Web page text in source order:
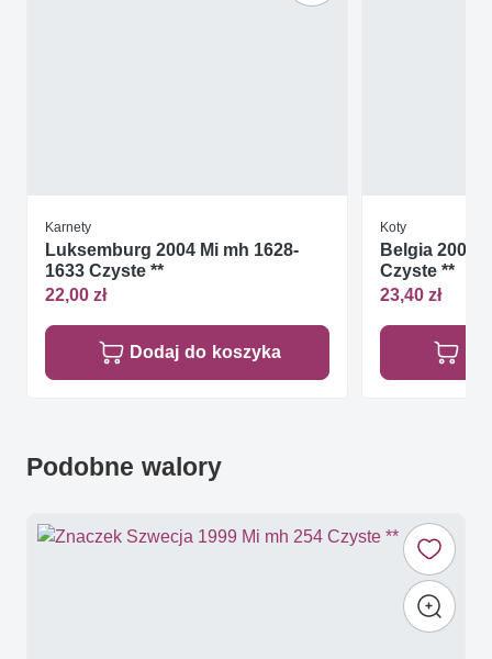
Karnety
Luksemburg 2004 Mi mh 1628-
1633 Czyste **
22,00 zł
Dodaj do koszyka
Koty
Belgia 2004
Czyste **
23,40 zł
Podobne walory